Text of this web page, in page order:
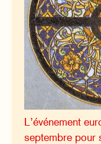
L’événement
septembre pour